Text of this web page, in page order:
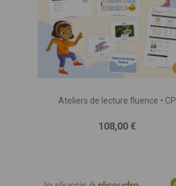
Ateliers de lecture fluence • CP
Prix
108,00 €